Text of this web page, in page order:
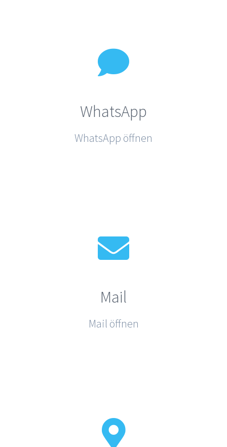
WhatsApp
WhatsApp öffnen
Mail
Mail öffnen